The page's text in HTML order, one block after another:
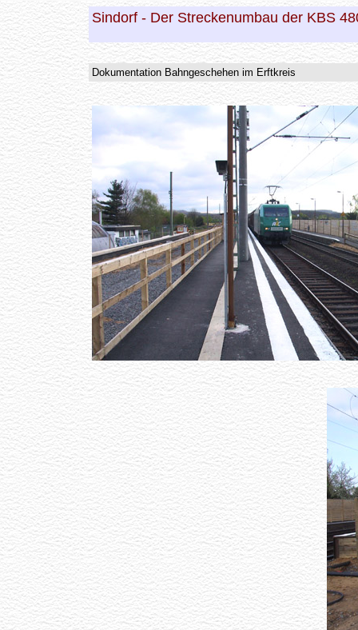
Sindorf - Der Streckenumbau der KBS
Dokumentation Bahngeschehen im Erftkreis